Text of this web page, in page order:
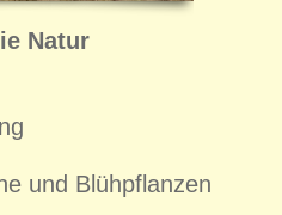
Natur
und Blühpflanzen